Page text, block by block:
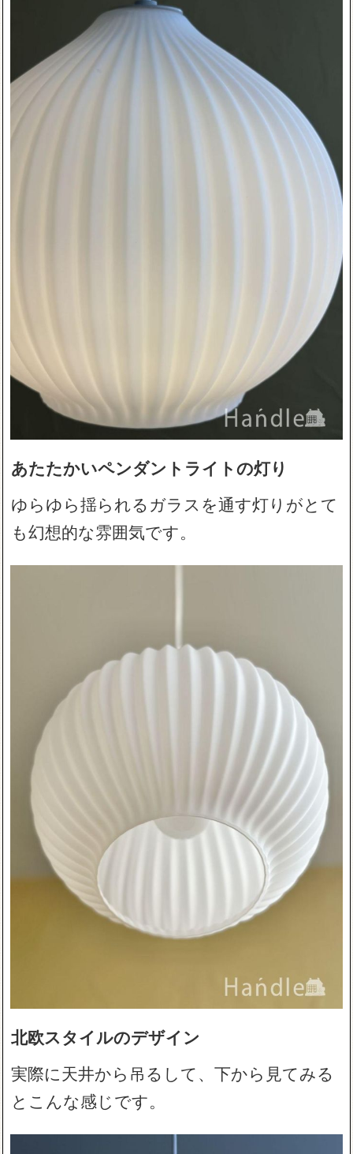
あたたかいペンダントライトの灯り
ゆらゆら揺られるガラスを通す灯りがとて
も幻想的な雰囲気です。
北欧スタイルのデザイン
実際に天井から吊るして、下から見てみる
とこんな感じです。